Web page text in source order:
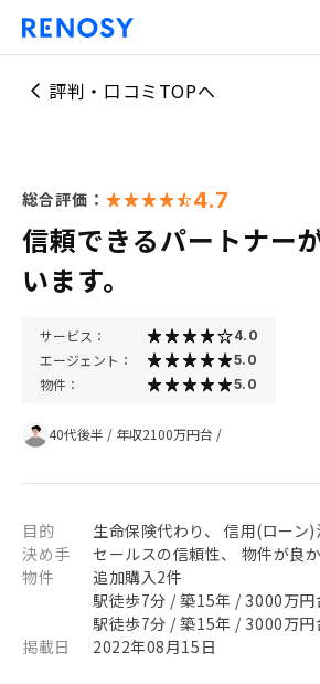
評判・口コミTOPへ
総合評価： 4.7
信頼できるパートナー
います。
サービス： 4.0
エージェント： 5.0
物件： 5.0
40代後半 / 年収2100万円台 /
目的
生命保険代わり、 信用(ローン
決め手
セールスの信頼性、 物件が良
物件
追加購入2件
駅徒歩7分 / 築15年 / 3000万円
駅徒歩7分 / 築15年 / 3000万円
掲載日
2022年08月15日